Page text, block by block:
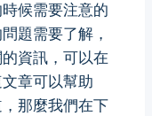
候需要注意的
題需要了解，
資訊，可以在
章可以幫助
那麼我們在下